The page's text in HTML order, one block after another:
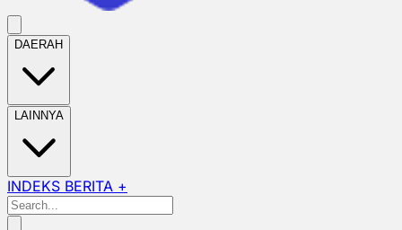
DAERAH
LAINNYA
INDEKS BERITA +